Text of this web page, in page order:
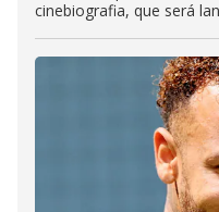
cinebiografia, que será